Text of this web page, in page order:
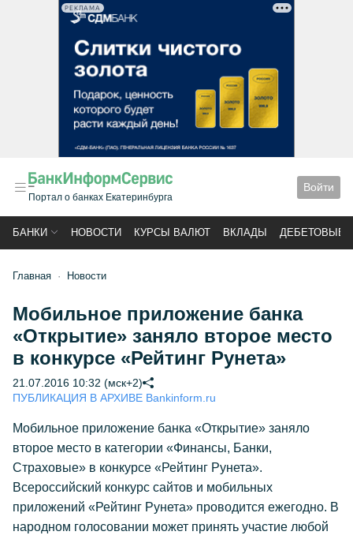
РЕКЛАМА
Портал о банках Екатеринбурга
Войти
БАНКИ НОВОСТИ КУРСЫ ВАЛЮТ ВКЛАДЫ ДЕБЕТОВЫЕ
Главная Новости
Мобильное приложение банка
«Открытие» заняло второе место
в конкурсе «Рейтинг Рунета»
21.07.2016 10:32 (мск+2)
ПУБЛИКАЦИЯ В АРХИВЕ Bankinform.ru
Мобильное приложение банка «Открытие» заняло
второе место в категории «Финансы, Банки,
Страховые» в конкурсе «Рейтинг Рунета».
Всероссийский конкурс сайтов и мобильных
приложений «Рейтинг Рунета» проводится ежегодно. В
народном голосовании может принять участие любой